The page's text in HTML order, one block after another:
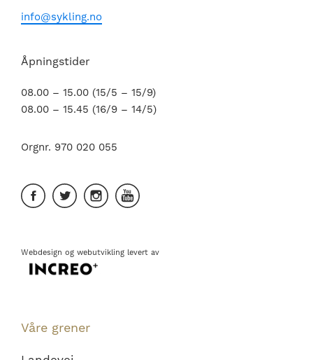
info@sykling.no
Åpningstider
08.00 – 15.00 (15/5 – 15/9)
08.00 – 15.45 (16/9 – 14/5)
Orgnr. 970 020 055
Webdesign og webutvikling levert av
Våre grener